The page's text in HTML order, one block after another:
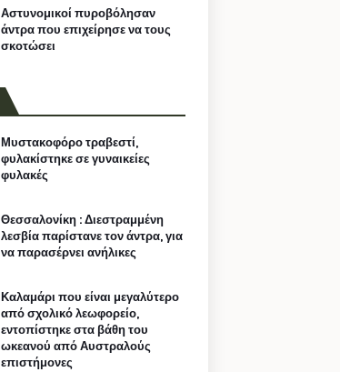
Αστυνομικοί πυροβόλησαν
άντρα που επιχείρησε να τους
σκοτώσει
Μυστακοφόρο τραβεστί,
φυλακίστηκε σε γυναικείες
φυλακές
Θεσσαλονίκη : Διεστραμμένη
λεσβία παρίστανε τον άντρα, για
να παρασέρνει ανήλικες
Καλαμάρι που είναι μεγαλύτερο
από σχολικό λεωφορείο,
εντοπίστηκε στα βάθη του
ωκεανού από Αυστραλούς
επιστήμονες